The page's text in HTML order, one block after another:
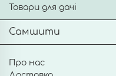
Товари для дачі
Самшити
Про нас